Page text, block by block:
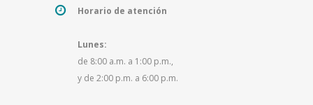
Horario de atención
Lunes:
de 8:00 a.m. a 1:00 p.m.,
y de 2:00 p.m. a 6:00 p.m.